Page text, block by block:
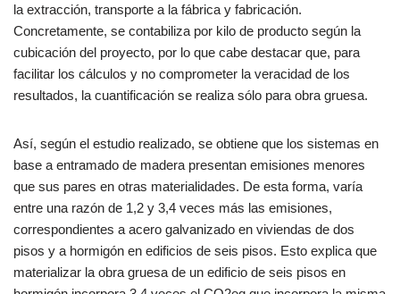
la extracción, transporte a la fábrica y fabricación.
Concretamente, se contabiliza por kilo de producto según la
cubicación del proyecto, por lo que cabe destacar que, para
facilitar los cálculos y no comprometer la veracidad de los
resultados, la cuantificación se realiza sólo para obra gruesa.
Así, según el estudio realizado, se obtiene que los sistemas en
base a entramado de madera presentan emisiones menores
que sus pares en otras materialidades. De esta forma, varía
entre una razón de 1,2 y 3,4 veces más las emisiones,
correspondientes a acero galvanizado en viviendas de dos
pisos y a hormigón en edificios de seis pisos. Esto explica que
materializar la obra gruesa de un edificio de seis pisos en